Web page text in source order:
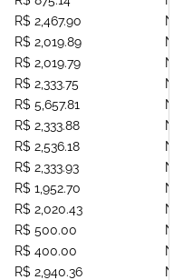
R$ 2,467.90
R$ 2,019.89
R$ 2,019.79
R$ 2,333.75
R$ 5,657.81
R$ 2,333.88
R$ 2,536.18
R$ 2,333.93
R$ 1,952.70
R$ 2,020.43
R$ 500.00
R$ 400.00
R$ 2,940.36